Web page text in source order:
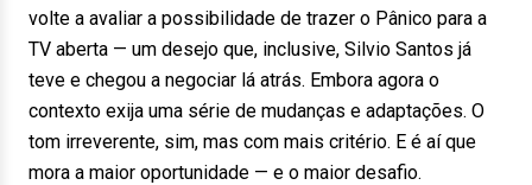
volte a avaliar a possibilidade de trazer o Pânico para a
TV aberta — um desejo que, inclusive, Silvio Santos já
teve e chegou a negociar lá atrás. Embora agora o
contexto exija uma série de mudanças e adaptações. O
tom irreverente, sim, mas com mais critério. E é aí que
mora a maior oportunidade — e o maior desafio.